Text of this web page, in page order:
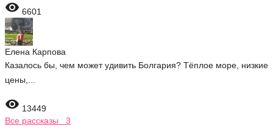
 6601
Елена Карпова
Казалось бы, чем может удивить Болгария? Тёплое море, низкие
цены,...
 13449
Все рассказы 3